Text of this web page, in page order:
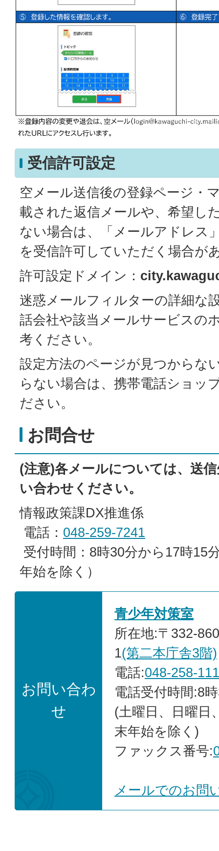
受信許可設定
空メール送信後の登録ページ・
載された返信メールや、希望し
ない場合は、「メールアドレス
を受信許可していただく場合が
許可設定ドメイン：
迷惑メールフィルターの詳細な
話会社や該当メールサービスの
考ください。
設定方法のページが見つからな
らない場合は、携帯電話ショッ
ださい。
お問合せ
(注意)各メールについては、送
い合わせください。
情報政策課DX推進係
電話： 048-259-7241
受付時間：8時30分から17時15
年始を除く）
お問い合わ
せ
青少年対策室
所在地:〒332-
1(第二本庁舎3階)
電話:048-258-
電話受付時間:8
(土曜日、日曜日
末年始を除く)
ファックス番号:
メールでのお問